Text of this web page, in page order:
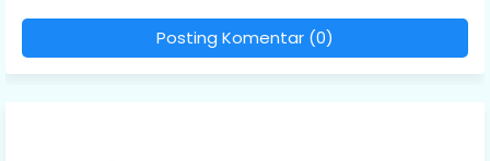
Posting Komentar (0)